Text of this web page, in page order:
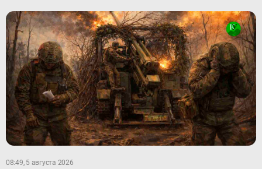
08:49, 5 августа 2026